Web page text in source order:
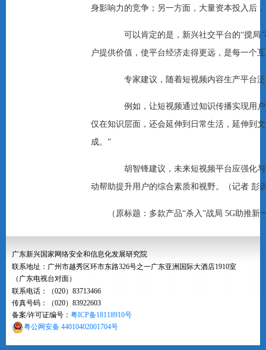
身影响力的竞争；另一方面，大量资本投入后
可以肯定的是，新兴社交平台的“搅局”
户提供价值，使平台经济走得更远，是每一个
专家建议，随着短视频内容生产平台泛
例如，让短视频通过知识传播实现用户
仅在知识层面，还会延伸到日常生活，延伸到
成。”
胡智锋建议，未来短视频平台应强化与
动帮助提升用户的综合素质和视野。（记者 彭
（原标题：多款产品“杀入”战局 5G助推
广东新兴国家网络安全和信息化发展研究院
联系地址：广州市越秀区环市东路326号之一广东亚洲国际大酒店1910室
（广东电视台对面）
联系电话：（020）83713466
传真号码：（020）83922603
备案/许可证编号： 粤ICP备18118910号
粤公网安备 44010402001704号